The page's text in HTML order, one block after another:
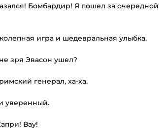
Бомбардир! Я пошел за очередной
игра и шедевральная улыбка.
зря Эвасон ушел?
генерал, ха-ха.
уверенный.
Вау!